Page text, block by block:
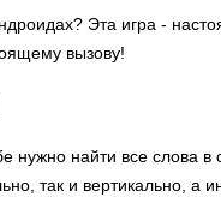
Эта игра -
вызову!
найти все слова в
так и вертикально, а